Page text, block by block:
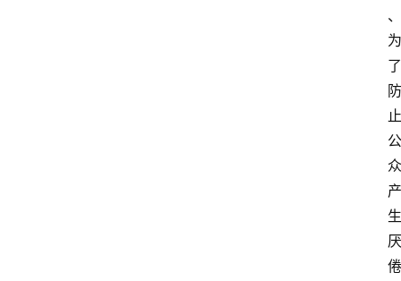
、
为
了
防
止
公
众
产
生
厌
倦